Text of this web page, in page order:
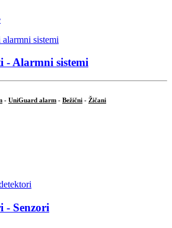
- Alarmni sistemi
- UniGuard alarm - Bežični - Žičani
- Senzori